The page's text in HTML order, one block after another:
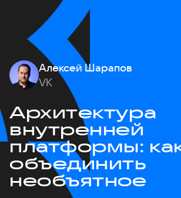
Алексей Шарапов
VK
Архитектура
внутренней
платформы:
объединить
необъятное